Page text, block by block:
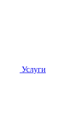
Услуги